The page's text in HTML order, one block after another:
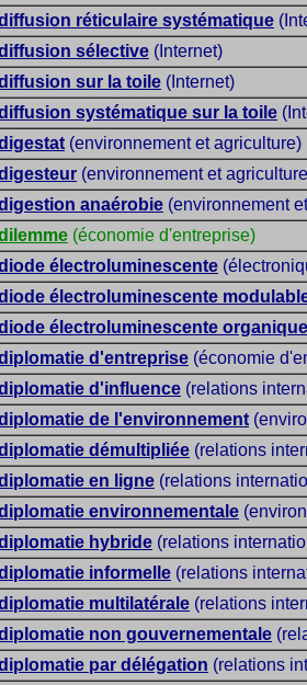
réticulaire systématique
sélective (Internet)
sur la toile (Internet)
systématique sur la toile
(environnement et agriculture)
(environnement et
anaérobie (environnement
(économie d'entreprise)
électroluminescente
électroluminescente
électroluminescente organique
d'entreprise (économie
d'influence (relations
de l'environnement
démultipliée (relations
en ligne (relations
environnementale
hybride (relations
informelle (relations
multilatérale (relations
non gouvernementale
par délégation (relations